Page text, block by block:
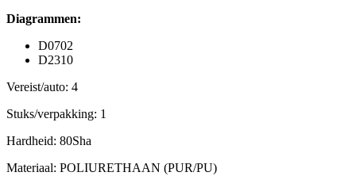
Diagrammen:
D0702
D2310
Vereist/auto: 4
Stuks/verpakking: 1
Hardheid: 80Sha
Materiaal: POLIURETHAAN (PUR/PU)